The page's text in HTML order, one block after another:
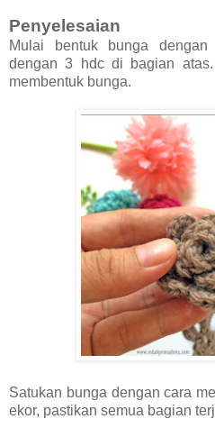
Penyelesaian
Mulai bentuk bunga dengan
dengan 3 hdc di bagian
membentuk bunga.
Satukan bunga dengan cara
ekor, pastikan semua bagian